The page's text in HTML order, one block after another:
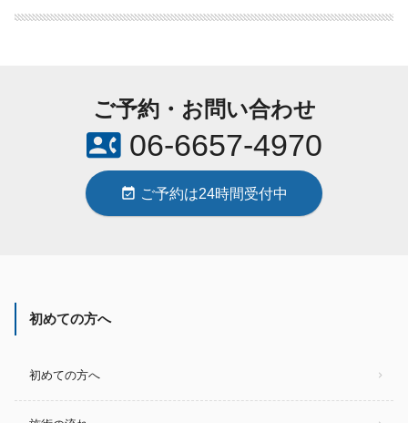
ご予約・お問い合わせ
contact_phone06-6657-4970
event_available ご予約は24時間受付中
初めての方へ
初めての方へ